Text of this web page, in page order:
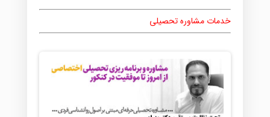
خدمات مشاوره تحصیلی